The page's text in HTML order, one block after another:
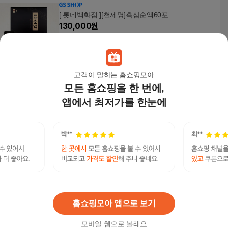
고객이 말하는 홈쇼핑모아
모든 홈쇼핑을 한 번에,
앱에서 최저가를 한눈에
홈쇼핑모아 앱으로 보기
모바일 웹으로 볼래요
[ 롯데백화점 ][천제명]흑삼순액60포
130,000원
정성담은 벌꿀 홍삼스틱 30포 x 3박스 선물세트
34,900원
홍삼절편 20g 15개입 실속형